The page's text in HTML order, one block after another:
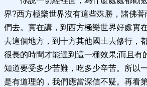
界?西方極樂世界沒有這些殊勝，諸佛
們去。實在講，到西方極樂世界好處實
去這個地方，到十方其他國土去修行，
很長的時間才能達到這一種效果;而且有
知道要受多少苦難，吃多少辛苦。所以
是有道理的，我們應當深信不疑。再看